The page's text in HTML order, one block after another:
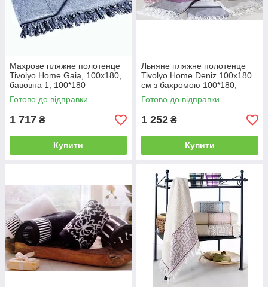
о
в
о
с
т
и
а
а
н
і
с
ю
п
о
п
р
о
к
ті
Махрове пляжне полотенце
Tivolyo Home Gaia, 100x180,
бавовна 1, 100*180
Готово до відправки
1 717 ₴
Купити
Льняне пляжне полотенце
Tivolyo Home Deniz 100x180
см з бахромою 100*180,
Caramel
Готово до відправки
1 252 ₴
Купити